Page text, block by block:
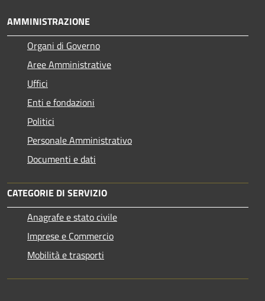
AMMINISTRAZIONE
Organi di Governo
Aree Amministrative
Uffici
Enti e fondazioni
Politici
Personale Amministrativo
Documenti e dati
CATEGORIE DI SERVIZIO
Anagrafe e stato civile
Imprese e Commercio
Mobilità e trasporti